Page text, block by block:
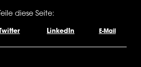
Teile diese Seite:
Twitter LinkedIn E-Mail